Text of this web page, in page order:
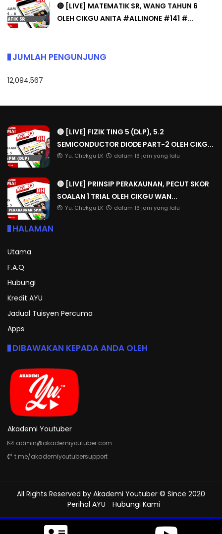
🔴 [LIVE] MATEMATIK SR, WANG TAHUN 6
OLEH CIKGU ANITA #ALLINONE #141 #...
JUMLAH PENGUNJUNG
12,094,567
🔴 [LIVE] FIZIK TING 5 (DLP), 5.2
SEMICONDUCTOR DIODE PART-2 OLEH CIKG...
Yu. Chekgu LK dalam 16 jam yang lalu
🔴 [LIVE] PRINSIP PERAKAUNAN, PECUT SKOR
SOALAN 1 TRIAL OLEH CIKGU WAN...
Yu. Chekgu LK dalam 16 jam yang lalu
HALAMAN
Utama
F.A.Q
Hubungi
Kredit AYU
Jadual Tuisyen Percuma
Apps
DIBAWAKAN KEPADA ANDA OLEH
Akademi Youtuber
admin@akademiyoutuber.com
t.me/akademiyoutubersupport
All Rights Reserved by Akademi Youtuber © Since 2020
Perihal AYU
Hubungi Kami